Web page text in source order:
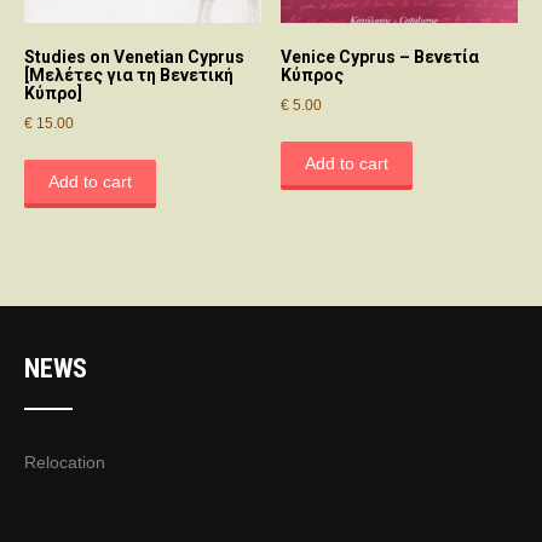
Studies on Venetian Cyprus
[Μελέτες για τη Βενετική
Κύπρο]
€ 15.00
Add to cart
Venice Cyprus – Βενετία
Κύπρος
€ 5.00
Add to cart
NEWS
Relocation